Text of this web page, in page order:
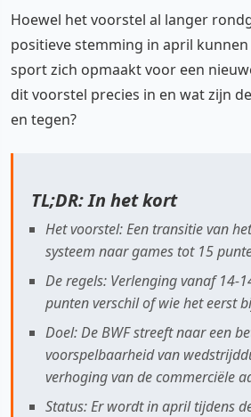
Hoewel het voorstel al langer
positieve stemming in april
sport zich opmaakt voor een
dit voorstel precies in en wat zijn
en tegen?
TL;DR: In het kort
Het voorstel: Een transitie van
systeem naar games tot 15
De regels: Verlenging vanaf 14-
punten verschil of wie het eerst
Doel: De BWF streeft naar een
voorspelbaarheid van
verhoging van de commerciële
Status: Er wordt in april tijdens